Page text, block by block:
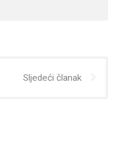
Sljedeći članak